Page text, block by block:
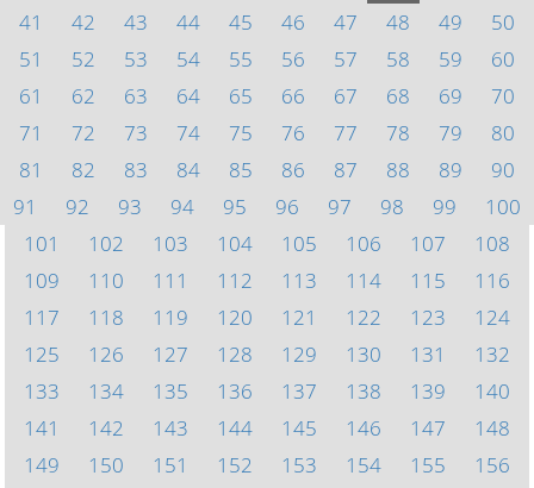
41
42 43 44 45 46 47 48 49
50
51
52 53 54 55 56 57 58 59
60
61
62 63 64 65 66 67 68 69
70
71
72 73 74 75 76 77 78 79
80
81
82 83 84 85 86 87 88 89
90
91
92 93 94 95 96 97 98 99
100
101
102 103 104 105 106 107
108
109
110 111 112 113 114 115
116
117
118 119 120 121 122 123
124
125
126 127 128 129 130 131
132
133
134 135 136 137 138 139
140
141
142 143 144 145 146 147
148
149
150 151 152 153 154 155
156